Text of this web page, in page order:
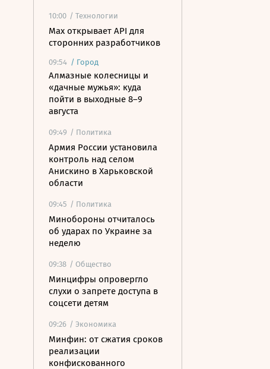
10:00 / Технологии
Mах открывает API для
сторонних разработчиков
09:54 / Город
Алмазные колесницы и
«дачные мужья»: куда
пойти в выходные 8–9
августа
09:49 / Политика
Армия России установила
контроль над селом
Анискино в Харьковской
области
09:45 / Политика
Минобороны отчиталось
об ударах по Украине за
неделю
09:38 / Общество
Минцифры опровергло
слухи о запрете доступа в
соцсети детям
09:26 / Экономика
Минфин: от сжатия сроков
реализации
конфискованного